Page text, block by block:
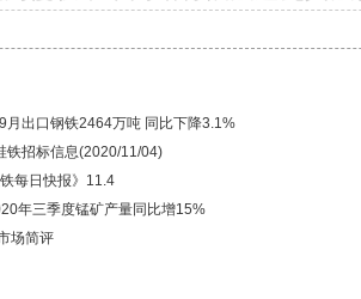
月出口钢铁2464万吨 同比下降3.1%
铁招标信息(2020/11/04)
每日快报》11.4
年三季度锰矿产量同比增15%
场简评